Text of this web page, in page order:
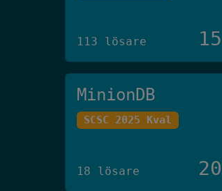
113 lösare
MinionDB
SCSC 2025 Kval
18 lösare